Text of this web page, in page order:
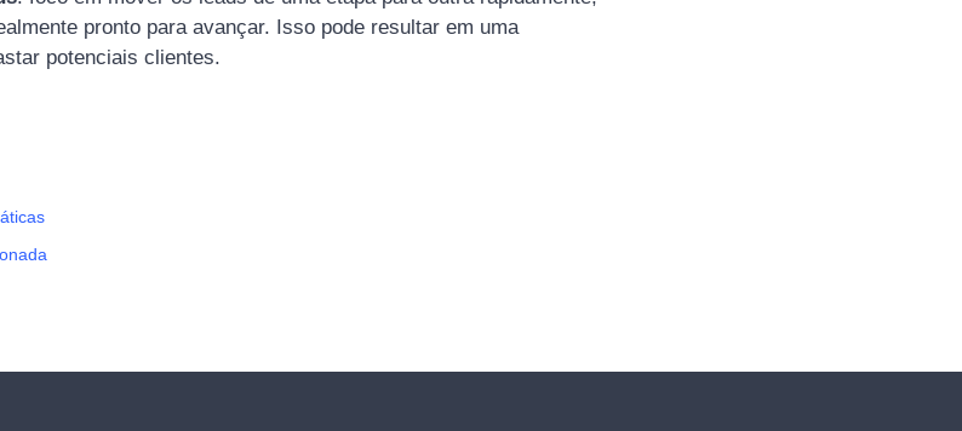
pronto para avançar. Isso pode resultar em uma
potenciais clientes.